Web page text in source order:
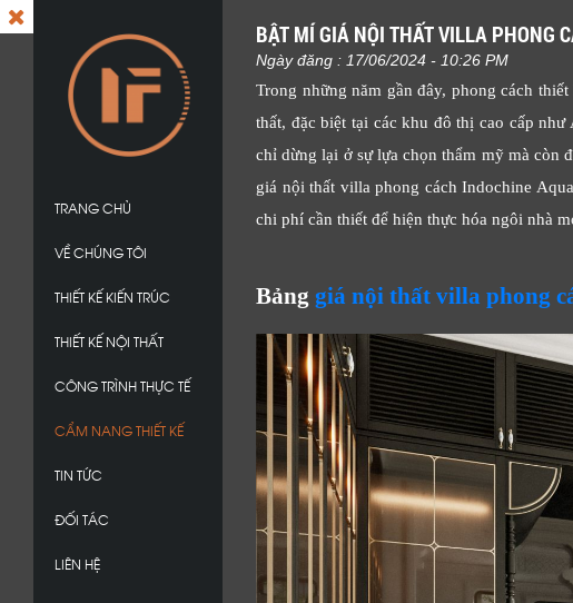
TRANG CHỦ
VỀ CHÚNG TÔI
THIẾT KẾ KIẾN TRÚC
THIẾT KẾ NỘI THẤT
CÔNG TRÌNH THỰC TẾ
CẨM NANG THIẾT KẾ
TIN TỨC
ĐỐI TÁC
LIÊN HỆ
BẬT MÍ GIÁ NỘI THẤT VILLA PHONG
Ngày đăng : 17/06/2024 - 10:26 PM
Trong những năm gần đây, phong cách
thất, đặc biệt tại các khu đô thị cao cấp
chỉ dừng lại ở sự lựa chọn thẩm mỹ mà còn
giá nội thất villa phong cách Indochine
chi phí cần thiết để hiện thực hóa ngôi nhà
Bảng giá nội thất villa phong